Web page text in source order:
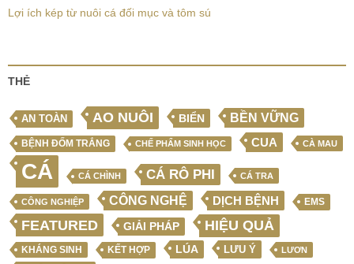
Lợi ích kép từ nuôi cá đối mục và tôm sú
THẺ
AN TOÀN AO NUÔI BIỂN BỀN VỮNG
BỆNH ĐỐM TRẮNG CHẾ PHẨM SINH HỌC CUA CÀ MAU
CÁ CÁ CHÌNH CÁ RÔ PHI CÁ TRA
CÔNG NGHIỆP CÔNG NGHỆ DỊCH BỆNH EMS
FEATURED GIẢI PHÁP HIỆU QUẢ
KHÁNG SINH KẾT HỢP LÚA LƯU Ý LƯƠN